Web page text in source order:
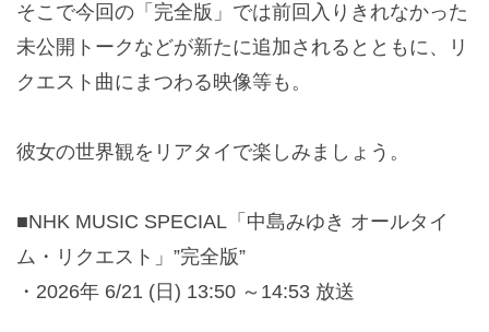
そこで今回の「完全版」では前回入りきれなかった
未公開トークなどが新たに追加されるとともに、リ
クエスト曲にまつわる映像等も。
彼女の世界観をリアタイで楽しみましょう。
■NHK MUSIC SPECIAL「中島みゆき オールタイ
ム・リクエスト」”完全版”
・2026年 6/21 (日) 13:50 ～14:53 放送